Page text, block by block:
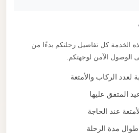
كل تفاصيل رحلتكم بدءًا من
الآمن لوجهتكم.
الركاب والأمتعة
المتفق عليها
عند الحاجة
مدة الرحلة